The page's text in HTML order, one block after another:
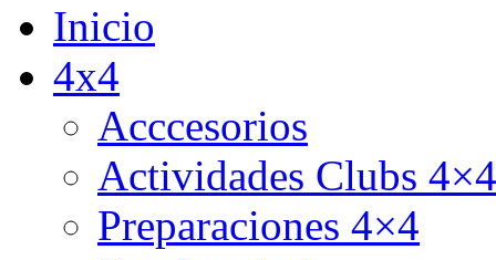
Inicio
4x4
Acccesorios
Actividades Clubs 4×4
Preparaciones 4×4